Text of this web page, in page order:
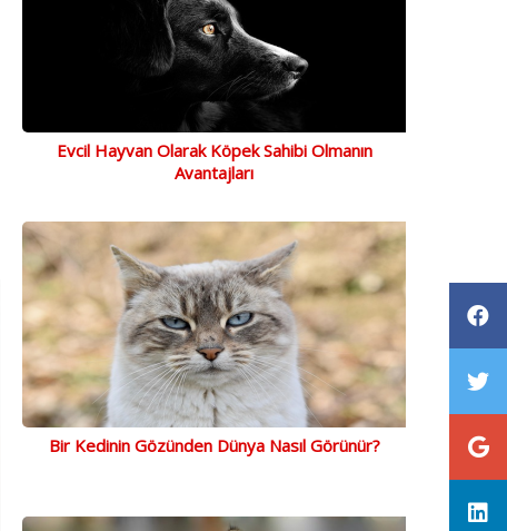
Evcil Hayvan Olarak Köpek Sahibi Olmanın
Avantajları
Bir Kedinin Gözünden Dünya Nasıl Görünür?